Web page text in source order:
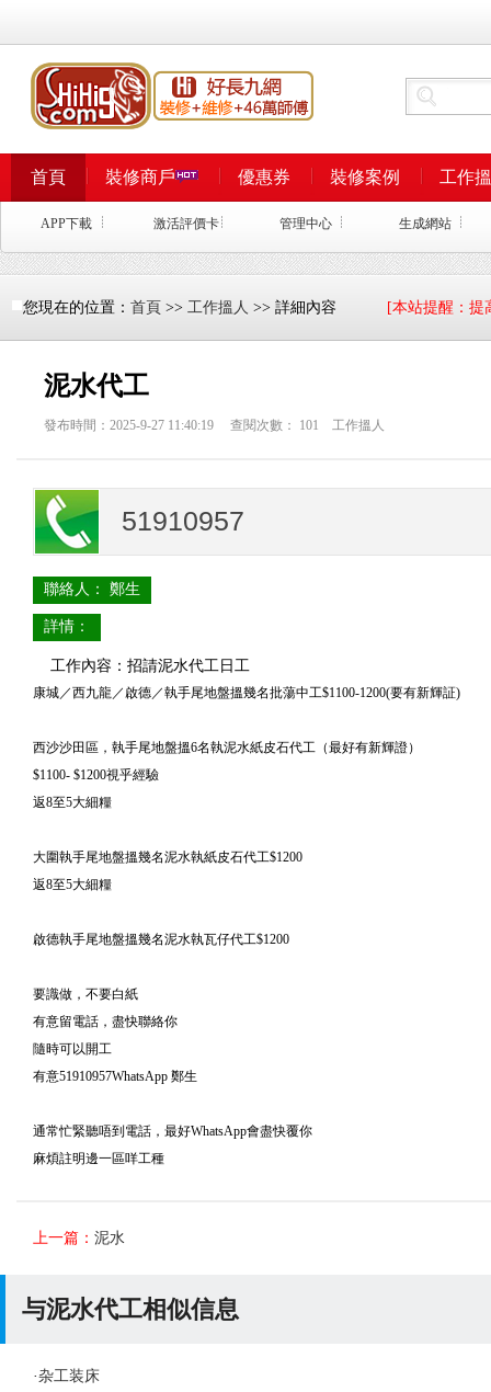
首頁 裝修商戶 優惠券 裝修案例 工作
APP下載 激活評價卡 管理中心 生成網站
您現在的位置： 首頁 >> 工作搵人 >> 詳細內容 [本站提醒：提
泥水代工
發布時間：2025-9-27 11:40:19 查閱次數： 101 工作搵人
51910957
聯絡人： 鄭生
詳情：
工作內容：招請泥水代工日工
康城／西九龍／啟德／執手尾地盤搵幾名批蕩中工$1100-1200(要有新輝証)
西沙沙田區，執手尾地盤搵6名執泥水紙皮石代工（最好有新輝證）
$1100- $1200視乎經驗
返8至5大細糧
大圍執手尾地盤搵幾名泥水執紙皮石代工$1200
返8至5大細糧
啟德執手尾地盤搵幾名泥水執瓦仔代工$1200
要識做，不要白紙
有意留電話，盡快聯絡你
隨時可以開工
有意51910957WhatsApp 鄭生
通常忙緊聽唔到電話，最好WhatsApp會盡快覆你
麻煩註明邊一區咩工種
上一篇： 泥水
与泥水代工相似信息
·杂工装床